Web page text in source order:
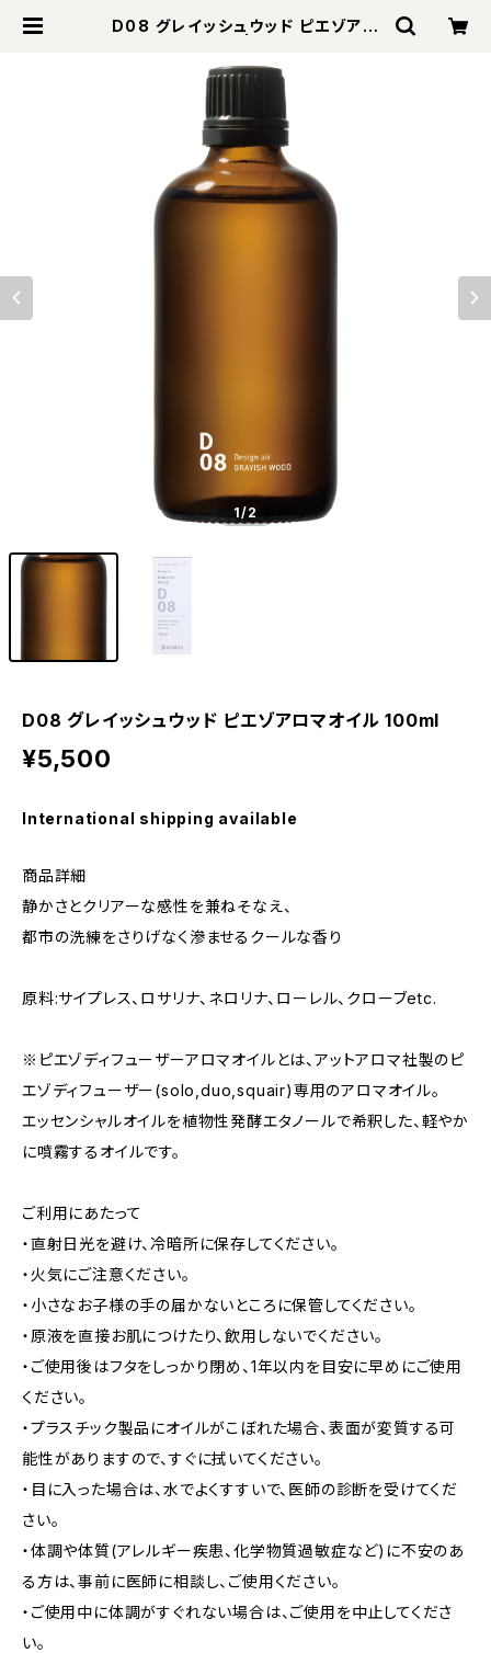
D08 グレイッシュウッド ピエゾアロ
1/2
D08 グレイッシュウッド ピエゾアロマオイル 100ml
¥5,500
International shipping available
商品詳細
静かさとクリアーな感性を兼ねそなえ、
都市の洗練をさりげなく滲ませるクールな香り
原料:サイプレス、ロサリナ、ネロリナ、ローレル、クローブetc.
※ピエゾディフューザーアロマオイルとは、アットアロマ社製のピ
エゾディフューザー(solo,duo,squair)専用のアロマオイル。
エッセンシャルオイルを植物性発酵エタノールで希釈した、軽やか
に噴霧するオイルです。
ご利用にあたって
・直射日光を避け、冷暗所に保存してください。
・火気にご注意ください。
・小さなお子様の手の届かないところに保管してください。
・原液を直接お肌につけたり、飲用しないでください。
・ご使用後はフタをしっかり閉め、1年以内を目安に早めにご使用
ください。
・プラスチック製品にオイルがこぼれた場合、表面が変質する可
能性がありますので、すぐに拭いてください。
・目に入った場合は、水でよくすすいで、医師の診断を受けてくだ
さい。
・体調や体質(アレルギー疾患、化学物質過敏症など)に不安のあ
る方は、事前に医師に相談し、ご使用ください。
・ご使用中に体調がすぐれない場合は、ご使用を中止してくださ
い。